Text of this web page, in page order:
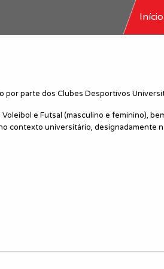
Início
por parte dos Clubes Desportivos
e Futsal (masculino e feminino),
universitário, designadamente